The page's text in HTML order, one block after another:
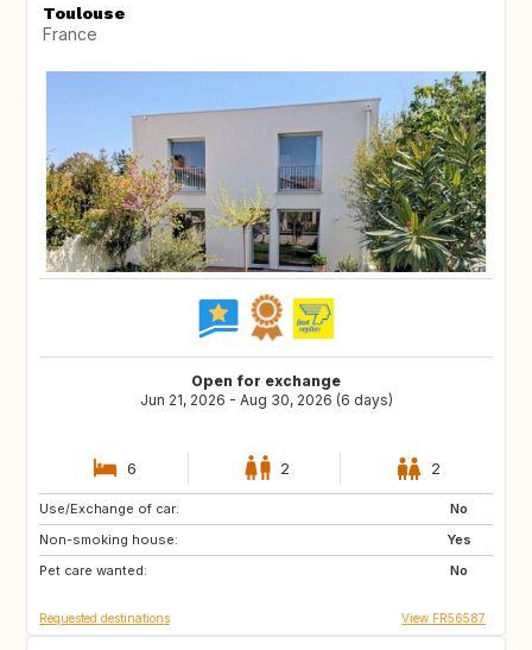
Toulouse
France
Open for exchange
Jun 21, 2026 - Aug 30, 2026 (6 days)
6 2 2
Use/Exchange of car:
No
Non-smoking house:
Yes
Pet care wanted:
No
US
NA
IT
Requested destinations View FR56587